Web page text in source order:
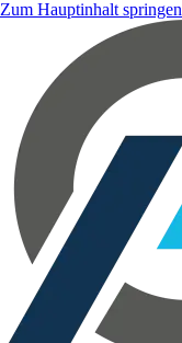
Zum Hauptinhalt springen